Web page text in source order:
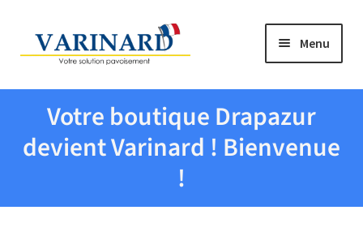
Aller à la navigation
Aller au contenu Menu
Tous les produits
Drapeaux et pavillons
Votre boutique Drapazur
devient Varinard ! Bienvenue
!